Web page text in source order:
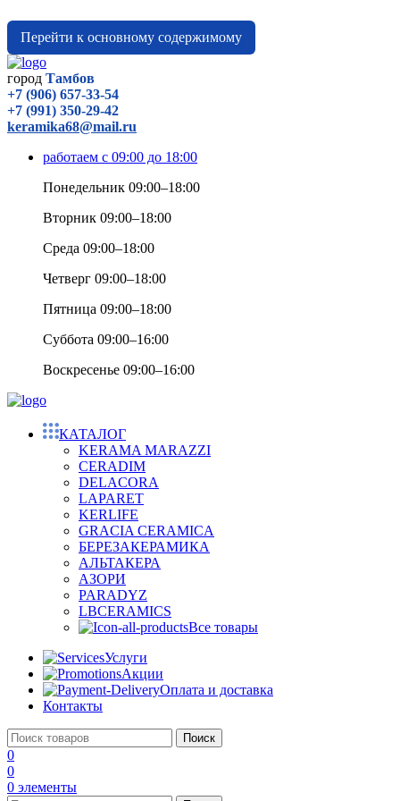
Перейти к основному содержимому
город Тамбов
+7 (906) 657-33-54
+7 (991) 350-29-42
keramika68@mail.ru
работаем с 09:00 до 18:00
Понедельник 09:00–18:00
Вторник 09:00–18:00
Среда 09:00–18:00
Четверг 09:00–18:00
Пятница 09:00–18:00
Суббота 09:00–16:00
Воскресенье 09:00–16:00
КАТАЛОГ
KERAMA MARAZZI
CERADIM
DELACORA
LAPARET
KERLIFE
GRACIA CERAMICA
БЕРЕЗАКЕРАМИКА
АЛЬТАКЕРА
АЗОРИ
PARADYZ
LBCERAMICS
Все товары
Услуги
Акции
Оплата и доставка
Контакты
Поиск
0
0
0 элементы